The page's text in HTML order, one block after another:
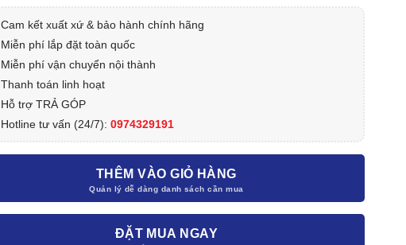
Cam kết xuất xứ & bảo hành chính hãng
Miễn phí lắp đặt toàn quốc
Miễn phí vận chuyển nội thành
Thanh toán linh hoạt
Hỗ trợ TRẢ GÓP
Hotline tư vấn (24/7): 0974329191
THÊM VÀO GIỎ HÀNG
ĐẶT MUA NGAY